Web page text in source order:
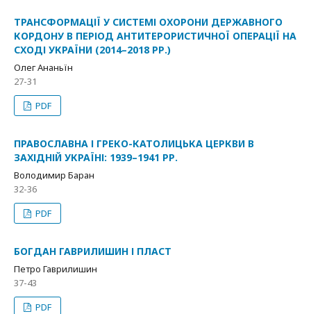
ТРАНСФОРМАЦІЇ У СИСТЕМІ ОХОРОНИ ДЕРЖАВНОГО
КОРДОНУ В ПЕРІОД АНТИТЕРОРИСТИЧНОЇ ОПЕРАЦІЇ НА
СХОДІ УКРАЇНИ (2014–2018 РР.)
Олег Ананьїн
27-31
PDF
ПРАВОСЛАВНА І ГРЕКО-КАТОЛИЦЬКА ЦЕРКВИ В
ЗАХІДНІЙ УКРАЇНІ: 1939–1941 РР.
Володимир Баран
32-36
PDF
БОГДАН ГАВРИЛИШИН І ПЛАСТ
Петро Гаврилишин
37-43
PDF